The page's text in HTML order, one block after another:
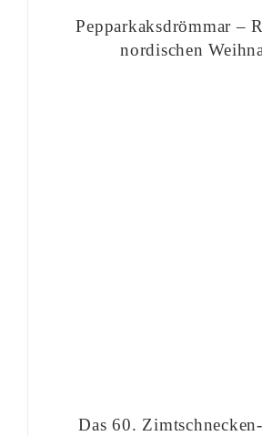
Pepparkaksdrömmar –
nordischen
Das 60.